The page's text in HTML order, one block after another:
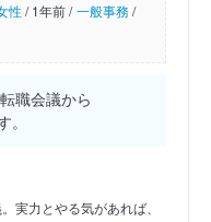
性/1年前 / 一般事務/
職会議から
実力とやる気があれば、